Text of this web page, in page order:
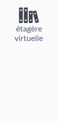
étagère
virtuelle